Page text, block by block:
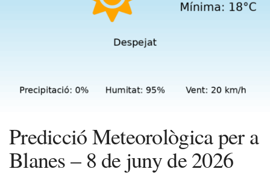
Predicció Meteorològica per a
Blanes – 8 de juny de 2026